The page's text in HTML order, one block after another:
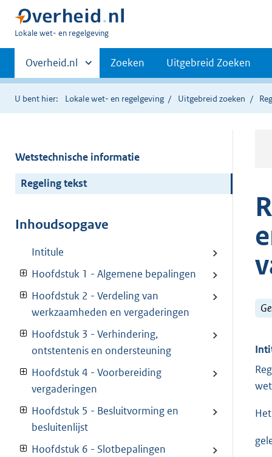
U
hier:
Lokale wet- en regelgeving
Primaire
navigatie
Andere
sites
binnen
Overheid.nl Zoeken Uitgebreid Zoeken
U bent hier: Lokale wet- en regelgeving Uitgebreid zoeken
Wetstechnische informatie
Regeling tekst
Inhoudsopgave
Intitule
Hoofdstuk 1 - Algemene bepalingen
Hoofdstuk 2 - Verdeling van
werkzaamheden en vergaderingen
Hoofdstuk 3 - Verhindering,
ontstentenis en ondersteuning
Hoofdstuk 4 - Voorbereiding
vergaderingen
Hoofdstuk 5 - Besluitvorming en
besluitenlijst
Hoofdstuk 6 - Slotbepalingen